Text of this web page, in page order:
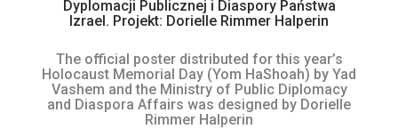
Dyplomacji Publicznej i Diaspory Państwa
Izrael. Projekt: Dorielle Rimmer Halperin
The official poster distributed for this year’s
Holocaust Memorial Day (Yom HaShoah) by Yad
Vashem and the Ministry of Public Diplomacy
and Diaspora Affairs was designed by Dorielle
Rimmer Halperin